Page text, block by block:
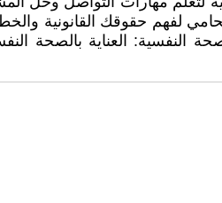
الدعم العاطفي والنصائح.7. الاهتمام